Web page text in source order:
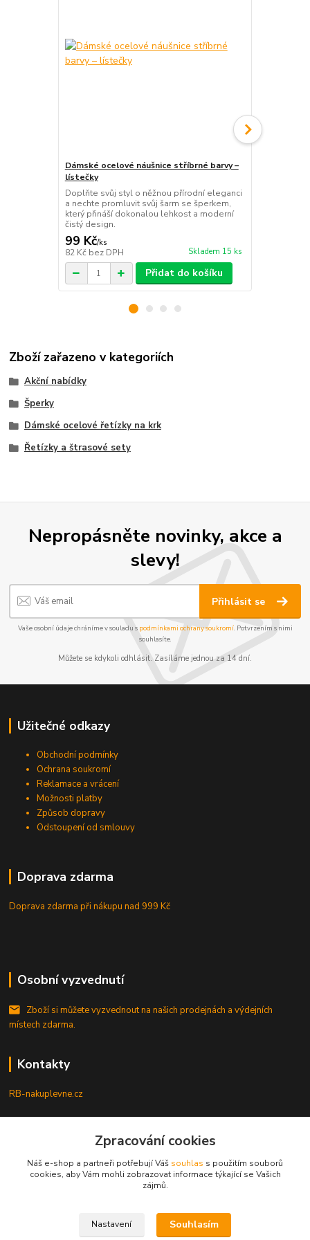
Dámské ocelové náušnice stříbrné barvy –
lístečky
Doplňte svůj styl o něžnou přírodní eleganci
a nechte promluvit svůj šarm se šperkem,
který přináší dokonalou lehkost a moderní
čistý design.
99 Kč/ks
82 Kč bez DPH Skladem 15 ks
Přidat do košíku
Zboží zařazeno v kategoriích
Akční nabídky
Šperky
Dámské ocelové řetízky na krk
Řetízky a štrasové sety
Nepropásněte novinky, akce a
slevy!
Přihlásit se
Vaše osobní údaje chráníme v souladu s podmínkami ochrany soukromí. Potvrzením s nimi
souhlasíte.
Můžete se kdykoli odhlásit. Zasíláme jednou za 14 dní.
Užitečné odkazy
Obchodní podmínky
Ochrana soukromí
Reklamace a vrácení
Možnosti platby
Způsob dopravy
Odstoupení od smlouvy
Doprava zdarma
Doprava zdarma při nákupunad 999 Kč
Osobní vyzvednutí
Zboží si můžete vyzvednout na našich prodejnách a výdejních
místech zdarma.
Kontakty
RB-nakuplevne.cz
+420 222722421
info@rb-nakuplevne.cz
Zpracování cookies
Náš e-shop a partneři potřebují Váš souhlas s použitím souborů
cookies, aby Vám mohli zobrazovat informace týkající se Vašich
zájmů.
Nastavení Souhlasím